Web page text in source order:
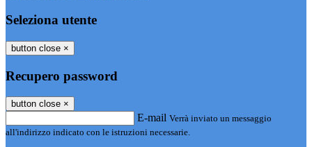
Seleziona utente
button close ×
Recupero password
button close ×
E-mail Verrà inviato un messaggio
all'indirizzo indicato con le istruzioni necessarie.